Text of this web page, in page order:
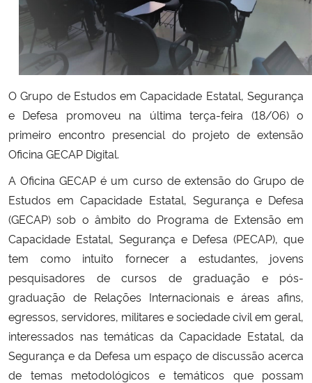
Secretaria-Geral
Secretaria de Governo
Gabinete de Segurança Institucional
Advocacia-Geral da União
Banco Central do Brasil
Planalto
O Grupo de Estudos em Capacidade Estatal, Segurança
e Defesa promoveu na última terça-feira (18/06) o
primeiro encontro presencial do projeto de extensão
Oficina GECAP Digital.
A Oficina GECAP é um curso de extensão do Grupo de
Estudos em Capacidade Estatal, Segurança e Defesa
(GECAP) sob o âmbito do Programa de Extensão em
Capacidade Estatal, Segurança e Defesa (PECAP), que
tem como intuito fornecer a estudantes, jovens
pesquisadores de cursos de graduação e pós-
graduação de Relações Internacionais e áreas afins,
egressos, servidores, militares e sociedade civil em geral,
interessados nas temáticas da Capacidade Estatal, da
Segurança e da Defesa um espaço de discussão acerca
de temas metodológicos e temáticos que possam